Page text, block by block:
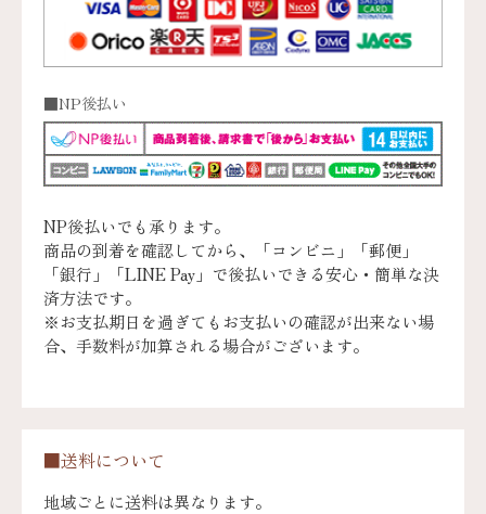
■NP後払い
NP後払いでも承ります。
商品の到着を確認してから、「コンビニ」「郵便」
「銀行」「LINE Pay」で後払いできる安心・簡単な決
済方法です。
※お支払期日を過ぎてもお支払いの確認が出来ない場
合、手数料が加算される場合がございます。
■送料について
地域ごとに送料は異なります。